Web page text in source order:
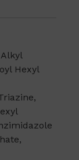
Hexyl